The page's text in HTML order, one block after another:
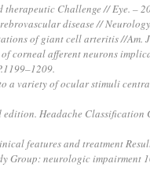
Challenge // Eye. –
disease //
of giant cell arteritis //Am.
corneal afferent neurons
a variety of ocular stimuli
Headache
features and treatment
Group: neurologic